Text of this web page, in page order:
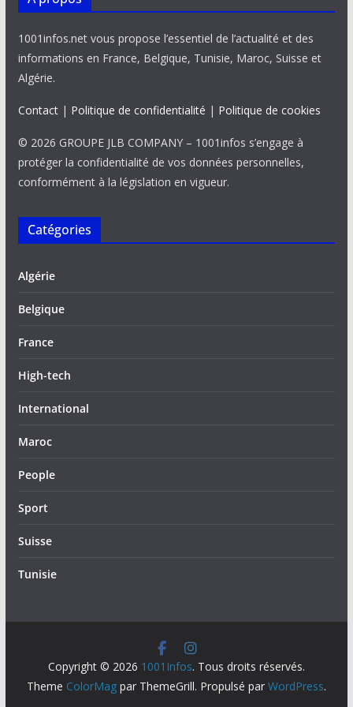
1001infos.net vous propose l’essentiel de l’actualité et des
informations en France, Belgique, Tunisie, Maroc, Suisse et
Algérie.
Contact| Politique de confidentialité | Politique de cookies
© 2026 GROUPE JLB COMPANY – 1001infos s’engage à
protéger la confidentialité de vos données personnelles,
conformément à la législation en vigueur.
Catégories
Algérie
Belgique
France
High-tech
International
Maroc
People
Sport
Suisse
Tunisie
Copyright © 2026 1001Infos. Tous droits réservés.
Theme ColorMagpar ThemeGrill. Propulsé par WordPress.